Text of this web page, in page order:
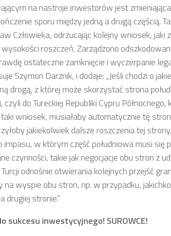
na nastroje inwestorów jest
sporu między jedną a drugą częścią.
Człowieka, odrzucając kolejny wniosek, jaki
roszczeń. Zarządzono
ostateczne zamknięcie i wyczerpanie
Szymon Darznik, i dodaje: „Jeśli chodzi o
drogą, z której może skorzystać strona
do Tureckiej Republiki Cypru
wniosek, musiałaby automatycznie tę
jakiekolwiek dalsze roszczenia tej
w którym część południowa musi się
czynności, takie jak negocjacje obu stron z
odnośnie otwierania kolejnych przejść
na wyspie obu stron, np. w przypadku,
drugiej stronie.”
sukcesu inwestycyjnego! SUROWCE!